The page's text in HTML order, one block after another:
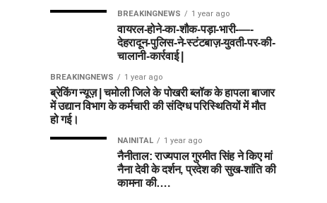
BREAKINGNEWS 1 year ago
वायरल-होने-का-शौक-पड़ा-भारी-—-
देहरादून-पुलिस-ने-स्टंटबाज़-युवती-पर-की-
चालानी-कार्रवाई |
BREAKINGNEWS 1 year ago
ब्रेकिंग न्यूज़ | चमोली जिले के पोखरी ब्लॉक के हापला बाजार
में उद्यान विभाग के कर्मचारी की संदिग्ध परिस्थितियों में मौत
हो गई।
NAINITAL 1 year ago
नैनीताल: राज्यपाल गुरमीत सिंह ने किए मां
नैना देवी के दर्शन, प्रदेश की सुख-शांति की
कामना की….